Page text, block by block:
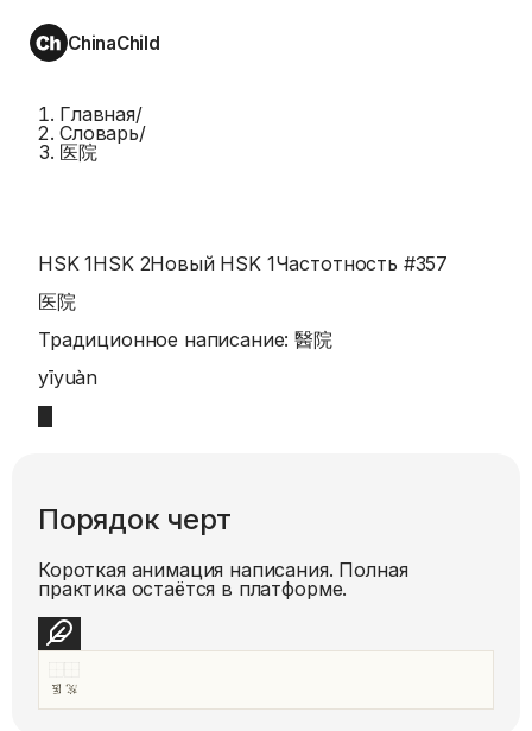
ChinaChild
Главная/
Словарь/
医院
HSK 1HSK 2Новый HSK 1Частотность #357
医院
Традиционное написание:醫院
yīyuàn
Порядок черт
Короткая анимация написания. Полная
практика остаётся в платформе.